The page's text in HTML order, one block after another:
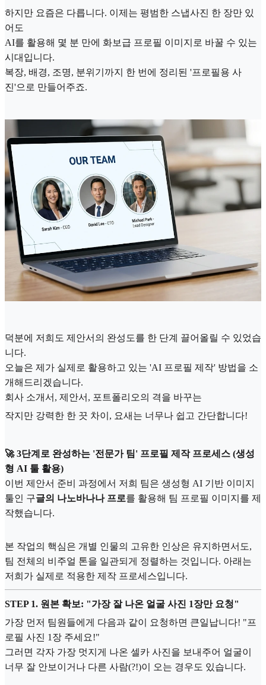
하지만 요즘은 다릅니다. 이제는 평범한 스냅사진 한 장만 있
어도
AI를 활용해 몇 분 만에 화보급 프로필 이미지로 바꿀 수 있는
시대입니다.
복장, 배경, 조명, 분위기까지 한 번에 정리된 '프로필용 사
진'으로 만들어주죠.
덕분에 저희도 제안서의 완성도를 한 단계 끌어올릴 수 있었습
니다.
오늘은 제가 실제로 활용하고 있는 'AI 프로필 제작' 방법을 소
개해드리겠습니다.
회사 소개서, 제안서, 포트폴리오의 격을 바꾸는
작지만 강력한 한 끗 차이, 요새는 너무나 쉽고 간단합니다!
🚀 3단계로 완성하는 '전문가 팀' 프로필 제작 프로세스 (생성
형 AI 툴 활용)
이번 제안서 준비 과정에서 저희 팀은 생성형 AI 기반 이미지
툴인 구글의 나노바나나 프로를 활용해 팀 프로필 이미지를 제
작했습니다.
본 작업의 핵심은 개별 인물의 고유한 인상은 유지하면서도,
팀 전체의 비주얼 톤을 일관되게 정렬하는 것입니다. 아래는
저희가 실제로 적용한 제작 프로세스입니다.
STEP 1. 원본 확보: "가장 잘 나온 얼굴 사진 1장만 요청"
가장 먼저 팀원들에게 다음과 같이 요청하면 큰일납니다! "프
로필 사진 1장 주세요!"
그러면 각자 가장 멋지게 나온 셀카 사진을 보내주어 얼굴이
너무 잘 안보이거나 다른 사람(?!)이 오는 경우도 있습니다.